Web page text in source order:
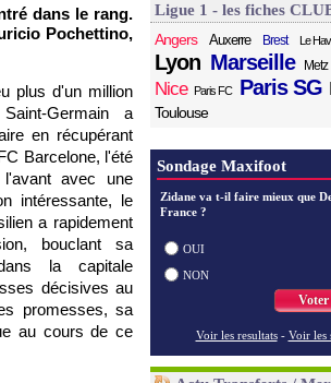
dans le rang.
Pochettino,
plus d'un million
Germain a
en récupérant
Barcelone, l'été
avec une
intéressante, le
a rapidement
bouclant sa
la capitale
décisives au
promesses, sa
au cours de ce
Ligue 1 - les fiches
Angers
Auxerre Brest Le
Lyon Marseille Metz
Nice Paris FC Paris SG
Toulouse
Sondage Maxifoot
Zidane va t-il faire mieux que
France ?
OUI
NON
Voter
Voir les resultats - Voir les